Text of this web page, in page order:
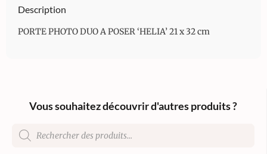
Description
PORTE PHOTO DUO A POSER ‘HELIA’ 21 x 32 cm
Vous souhaitez découvrir d'autres produits ?